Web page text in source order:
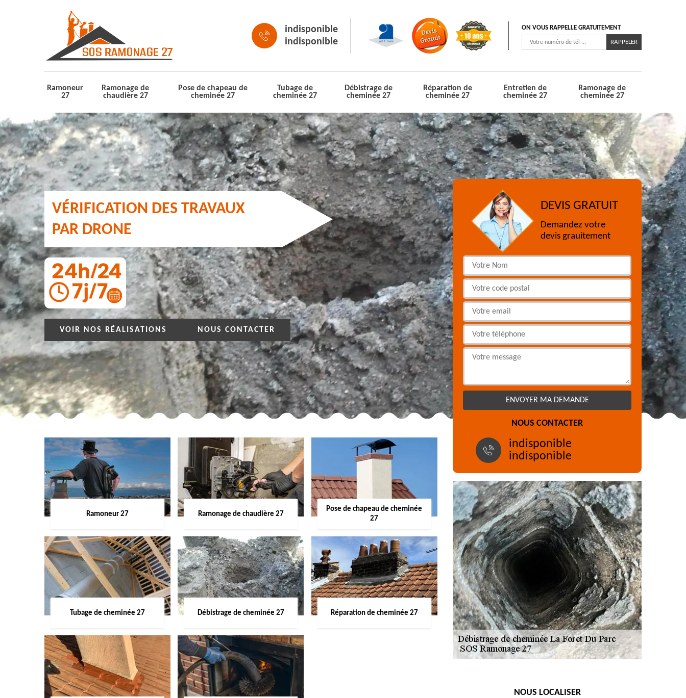
indisponible
indisponible
ON VOUS RAPPELLE GRATUITEMENT
Ramoneur
27
Ramonage de
chaudière 27
Pose de chapeau de
cheminée 27
Tubage de
cheminée 27
Débistrage de
cheminée 27
Réparation de
cheminée 27
Entretien de
cheminée 27
Ramonage de
cheminée 27
VÉRIFICATION DES TRAVAUX
PAR DRONE
VOIR NOS RÉALISATIONS NOUS CONTACTER
Ramoneur 27 Ramonage de chaudière 27
Pose de chapeau de cheminée
27
Tubage de cheminée 27 Débistrage de cheminée 27 Réparation de cheminée 27
DEVIS GRATUIT
Demandez votre
devis grauitement
NOUS CONTACTER
indisponible
indisponible
NOUS LOCALISER